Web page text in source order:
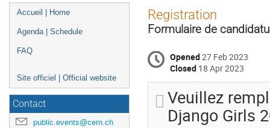
Event
menu
Accueil | Home
Agenda | Schedule
FAQ
Site officiel | Official website
Contact
public.events@cern.ch
Registration
Formulaire de
Opened27 Feb 2023
Closed 18 Apr 2023
Veuillez
Django Girls